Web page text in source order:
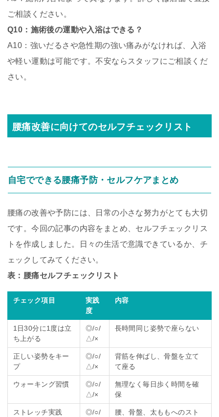
ご相談ください。
Q10：施術後の運動や入浴はできる？
A10：強いだるさや急性期の強い痛みがなければ、入浴
や軽い運動は可能です。不安ならスタッフにご相談くだ
さい。
腰痛改善に向けてのセルフチェックリスト
自宅でできる腰痛予防・セルフケアまとめ
腰痛の改善や予防には、日常の小さな努力がとても大切
です。今回の記事の内容をまとめ、セルフチェックリス
トを作成しました。日々の生活で意識できているか、チ
ェックしてみてください。
表：腰痛セルフチェックリスト
チェック項目
実践
度
内容
1日30分に1度は立
ち上がる
◎/○/
△/×
長時間同じ姿勢で座らない
正しい姿勢をキー
プ
◎/○/
△/×
背筋を伸ばし、骨盤を立て
て座る
ウォーキング習慣
◎/○/
△/×
無理なく毎日歩く時間を確
保
ストレッチ実践
◎/○/
腰、骨盤、太ももへのスト